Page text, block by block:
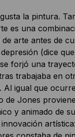
la pintura.
es una
de arte antes de
(dice
forjó una
trabajaba en
Al igual que
de Jones
y animado de